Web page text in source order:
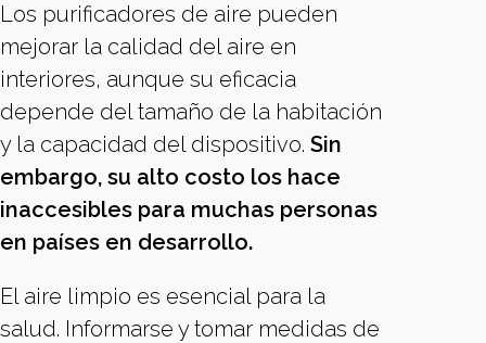
Los purificadores de aire pueden
mejorar la calidad del aire en
interiores, aunque su eficacia
depende del tamaño de la habitación
y la capacidad del dispositivo. Sin
embargo, su alto costo los hace
inaccesibles para muchas personas
en países en desarrollo.
El aire limpio es esencial para la
salud. Informarse y tomar medidas de